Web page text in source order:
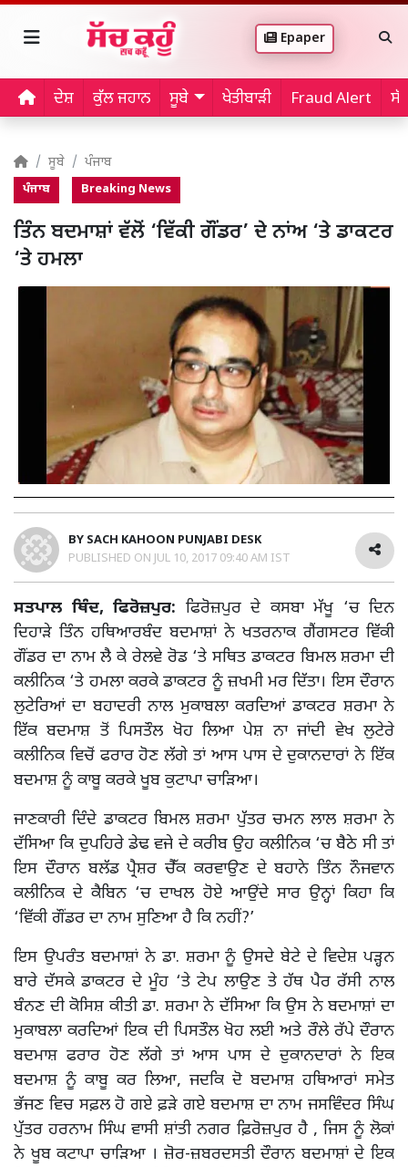
Epaper
ਦੇਸ਼ ਕੁੱਲ ਜਹਾਨ ਸੂਬੇ ਖੇਤੀਬਾੜੀ Fraud Alert
ਸੂਬੇ ਪੰਜਾਬ
ਪੰਜਾਬ Breaking News
ਤਿੰਨ ਬਦਮਾਸ਼ਾਂ ਵੱਲੋਂ ‘ਵਿੱਕੀ ਗੌਂਡਰ’ ਦੇ ਨਾਂਅ ‘ਤੇ ਡਾਕਟਰ
‘ਤੇ ਹਮਲਾ
BY SACH KAHOON PUNJABI DESK
PUBLISHED ON JUL 10, 2017 09:40 AM IST
ਸਤਪਾਲ ਥਿੰਦ, ਫਿਰੋਜ਼ਪੁਰ: ਫਿਰੋਜ਼ਪੁਰ ਦੇ ਕਸਬਾ ਮੱਖੂ ‘ਚ ਦਿਨ
ਦਿਹਾੜੇ ਤਿੰਨ ਹਥਿਆਰਬੰਦ ਬਦਮਾਸ਼ਾਂ ਨੇ ਖਤਰਨਾਕ ਗੈਂਗਸਟਰ ਵਿੱਕੀ
ਗੌਂਡਰ ਦਾ ਨਾਮ ਲੈ ਕੇ ਰੇਲਵੇ ਰੋਡ ‘ਤੇ ਸਥਿਤ ਡਾਕਟਰ ਬਿਮਲ ਸ਼ਰਮਾ ਦੀ
ਕਲੀਨਿਕ ‘ਤੇ ਹਮਲਾ ਕਰਕੇ ਡਾਕਟਰ ਨੂੰ ਜ਼ਖਮੀ ਮਰ ਦਿੱਤਾ। ਇਸ ਦੌਰਾਨ
ਲੁਟੇਰਿਆਂ ਦਾ ਬਹਾਦਰੀ ਨਾਲ ਮੁਕਾਬਲਾ ਕਰਦਿਆਂ ਡਾਕਟਰ ਸ਼ਰਮਾ ਨੇ
ਇੱਕ ਬਦਮਾਸ਼ ਤੋਂ ਪਿਸਤੌਲ ਖੋਹ ਲਿਆ ਪੇਸ਼ ਨਾ ਜਾਂਦੀ ਵੇਖ ਲੁਟੇਰੇ
ਕਲੀਨਿਕ ਵਿਚੋਂ ਫਰਾਰ ਹੋਣ ਲੱਗੇ ਤਾਂ ਆਸ ਪਾਸ ਦੇ ਦੁਕਾਨਦਾਰਾਂ ਨੇ ਇੱਕ
ਬਦਮਾਸ਼ ਨੂੰ ਕਾਬੂ ਕਰਕੇ ਖੂਬ ਕੁਟਾਪਾ ਚਾੜਿਆ।
ਜਾਣਕਾਰੀ ਦਿੰਦੇ ਡਾਕਟਰ ਬਿਮਲ ਸ਼ਰਮਾ ਪੁੱਤਰ ਚਮਨ ਲਾਲ ਸ਼ਰਮਾ ਨੇ
ਦੱਸਿਆ ਕਿ ਦੁਪਹਿਰੇ ਡੇਢ ਵਜੇ ਦੇ ਕਰੀਬ ਉਹ ਕਲੀਨਿਕ ‘ਚ ਬੈਠੇ ਸੀ ਤਾਂ
ਇਸ ਦੌਰਾਨ ਬਲੱਡ ਪ੍ਰੈਸ਼ਰ ਚੈੱਕ ਕਰਵਾਉਣ ਦੇ ਬਹਾਨੇ ਤਿੰਨ ਨੌਜਵਾਨ
ਕਲੀਨਿਕ ਦੇ ਕੈਬਿਨ ‘ਚ ਦਾਖਲ ਹੋਏ ਆਉਂਦੇ ਸਾਰ ਉਨ੍ਹਾਂ ਕਿਹਾ ਕਿ
‘ਵਿੱਕੀ ਗੌਂਡਰ ਦਾ ਨਾਮ ਸੁਣਿਆ ਹੈ ਕਿ ਨਹੀਂ?’
ਇਸ ਉਪਰੰਤ ਬਦਮਾਸ਼ਾਂ ਨੇ ਡਾ. ਸ਼ਰਮਾ ਨੂੰ ਉਸਦੇ ਬੇਟੇ ਦੇ ਵਿਦੇਸ਼ ਪੜ੍ਹਨ
ਬਾਰੇ ਦੱਸਕੇ ਡਾਕਟਰ ਦੇ ਮੂੰਹ ‘ਤੇ ਟੇਪ ਲਾਉਣ ਤੇ ਹੱਥ ਪੈਰ ਰੱਸੀ ਨਾਲ
ਬੰਨਣ ਦੀ ਕੋਸਿਸ਼ ਕੀਤੀ ਡਾ. ਸ਼ਰਮਾ ਨੇ ਦੱਸਿਆ ਕਿ ਉਸ ਨੇ ਬਦਮਾਸ਼ਾਂ ਦਾ
ਮੁਕਾਬਲਾ ਕਰਦਿਆਂ ਇਕ ਦੀ ਪਿਸਤੌਲ ਖੋਹ ਲਈ ਅਤੇ ਰੌਲੇ ਰੱਪੇ ਦੌਰਾਨ
ਬਦਮਾਸ਼ ਫਰਾਰ ਹੋਣ ਲੱਗੇ ਤਾਂ ਆਸ ਪਾਸ ਦੇ ਦੁਕਾਨਦਾਰਾਂ ਨੇ ਇਕ
ਬਦਮਾਸ਼ ਨੂੰ ਕਾਬੂ ਕਰ ਲਿਆ, ਜਦਕਿ ਦੋ ਬਦਮਾਸ਼ ਹਥਿਆਰਾਂ ਸਮੇਤ
ਭੱਜਣ ਵਿਚ ਸਫ਼ਲ ਹੋ ਗਏ ਫ਼ੜੇ ਗਏ ਬਦਮਾਸ਼ ਦਾ ਨਾਮ ਜਸਵਿੰਦਰ ਸਿੰਘ
ਪੁੱਤਰ ਹਰਨਾਮ ਸਿੰਘ ਵਾਸੀ ਸ਼ਾਂਤੀ ਨਗਰ ਫ਼ਿਰੋਜ਼ਪੁਰ ਹੈ , ਜਿਸ ਨੂੰ ਲੋਕਾਂ
ਨੇ ਖੂਬ ਕਟਾਪਾ ਚਾੜਿਆ । ਜ਼ੋਰ-ਜ਼ਬਰਦਸਤੀ ਦੌਰਾਨ ਬਦਮਾਸ਼ਾਂ ਦੇ ਇਕ